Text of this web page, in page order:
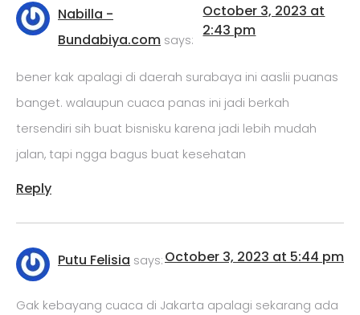
Nabilla -
Bundabiya.com says:
October 3, 2023 at
2:43 pm
bener kak apalagi di daerah surabaya ini aaslii puanas
banget. walaupun cuaca panas ini jadi berkah
tersendiri sih buat bisnisku karena jadi lebih mudah
jalan, tapi ngga bagus buat kesehatan
Reply
Putu Felisia says: October 3, 2023 at 5:44 pm
Gak kebayang cuaca di Jakarta apalagi sekarang ada